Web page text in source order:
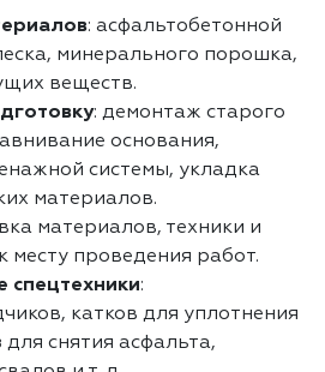
: асфальтобетонной
минерального порошка,
веществ.
: демонтаж старого
основания,
системы, укладка
материалов.
материалов, техники и
месту проведения работ.
спецтехники:
катков для уплотнения
снятия асфальта,